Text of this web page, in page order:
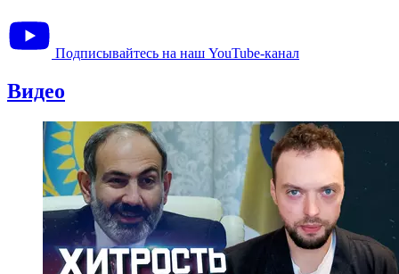
Подписывайтесь на наш YouTube-канал
Видео